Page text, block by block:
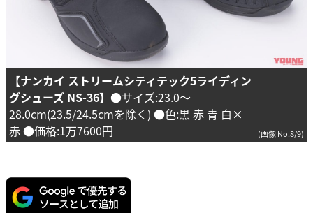
【ナンカイ ストリームシティテック5ライディン
グシューズ NS-36】 ●サイズ:23.0～
28.0cm(23.5/24.5cmを除く) ●色:黒 赤 青 白×
赤 ●価格:1万7600円
(画像 No.8/9)